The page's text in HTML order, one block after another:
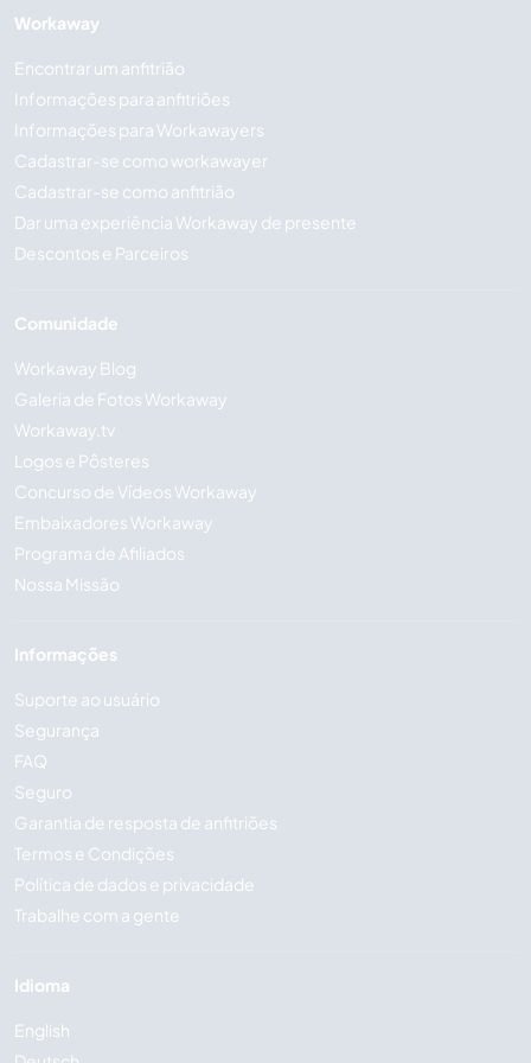
Workaway
Encontrar um anfitrião
Informações para anfitriões
Informações para Workawayers
Cadastrar-se como workawayer
Cadastrar-se como anfitrião
Dar uma experiência Workaway de presente
Descontos e Parceiros
Comunidade
Workaway Blog
Galeria de Fotos Workaway
Workaway.tv
Logos e Pôsteres
Concurso de Vídeos Workaway
Embaixadores Workaway
Programa de Afiliados
Nossa Missão
Informações
Suporte ao usuário
Segurança
FAQ
Seguro
Garantia de resposta de anfitriões
Termos e Condições
Política de dados e privacidade
Trabalhe com a gente
Idioma
English